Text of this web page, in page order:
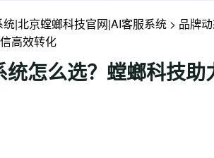
|北京螳螂科技官网|AI客服系统 > 品牌
高效转化
怎么选？螳螂科技